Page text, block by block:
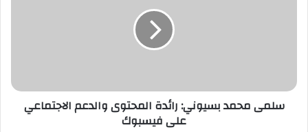
ر
سلمى محمد بسيوني: رائدة المحتوى والدعم الاجتماعي
على فيسبوك